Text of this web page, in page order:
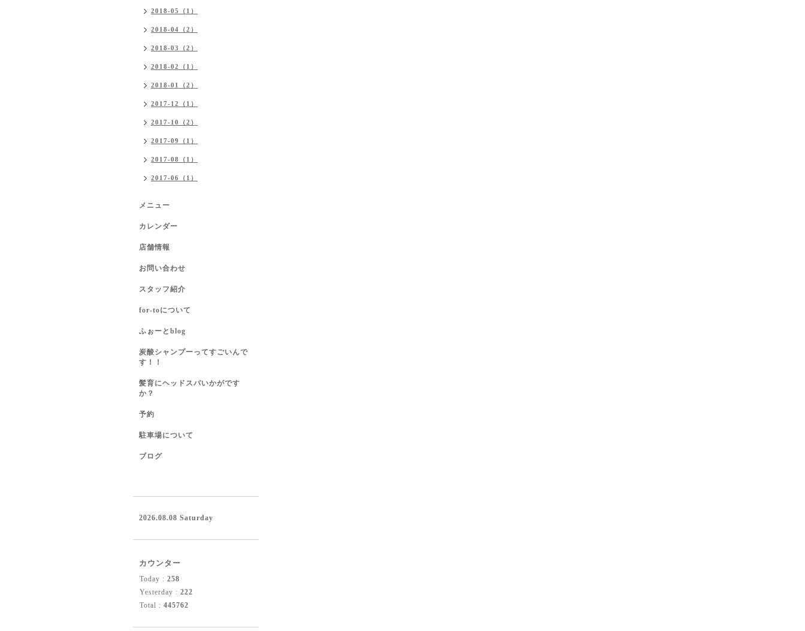
2018-05（1）
2018-04（2）
2018-03（2）
2018-02（1）
2018-01（2）
2017-12（1）
2017-10（2）
2017-09（1）
2017-08（1）
2017-06（1）
メニュー
カレンダー
店舗情報
お問い合わせ
スタッフ紹介
for-toについて
ふぉーとblog
炭酸シャンプーってすごいんで
す！！
髪育にヘッドスパいかがです
か？
予約
駐車場について
ブログ
2026.08.08 Saturday
カウンター
Today : 258
Yesterday : 222
Total : 445762